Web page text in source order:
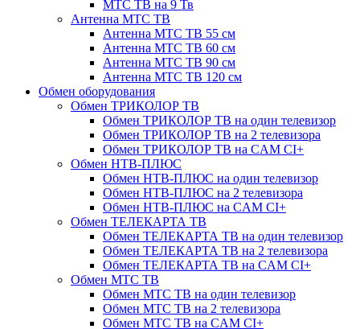
МТС ТВ на 9 Тв
Антенна МТС ТВ
Антенна МТС ТВ 55 см
Антенна МТС ТВ 60 см
Антенна МТС ТВ 90 см
Антенна МТС ТВ 120 см
Обмен оборудования
Обмен ТРИКОЛОР ТВ
Обмен ТРИКОЛОР ТВ на один телевизор
Обмен ТРИКОЛОР ТВ на 2 телевизора
Обмен ТРИКОЛОР ТВ на CAM CI+
Обмен НТВ-ПЛЮС
Обмен НТВ-ПЛЮС на один телевизор
Обмен НТВ-ПЛЮС на 2 телевизора
Обмен НТВ-ПЛЮС на CAM CI+
Обмен ТЕЛЕКАРТА ТВ
Обмен ТЕЛЕКАРТА ТВ на один телевизор
Обмен ТЕЛЕКАРТА ТВ на 2 телевизора
Обмен ТЕЛЕКАРТА ТВ на CAM CI+
Обмен МТС ТВ
Обмен МТС ТВ на один телевизор
Обмен МТС ТВ на 2 телевизора
Обмен МТС ТВ на CAM CI+